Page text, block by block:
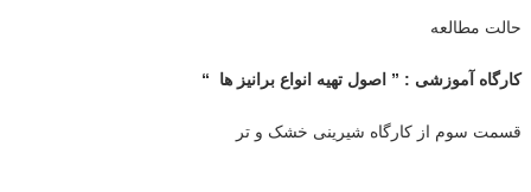
حالت مطالعه
کارگاه آموزشی : ” اصول تهیه انواع برانیز ها “
قسمت سوم از کارگاه شیرینی خشک و تر